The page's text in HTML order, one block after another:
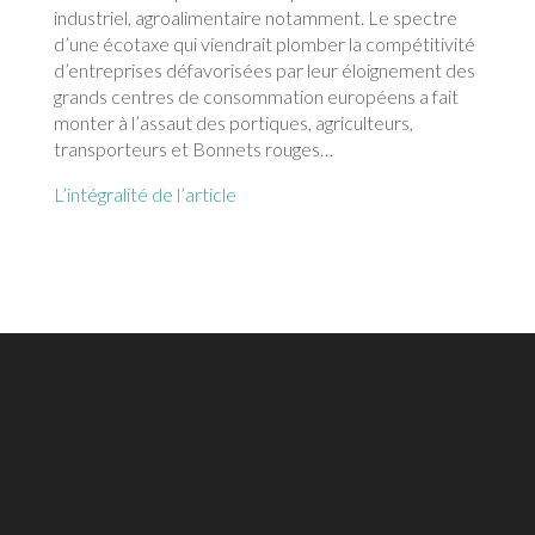
industriel, agroalimentaire notamment. Le spectre
d’une écotaxe qui viendrait plomber la compétitivité
d’entreprises défavorisées par leur éloignement des
grands centres de consommation européens a fait
monter à l’assaut des portiques, agriculteurs,
transporteurs et Bonnets rouges…
L’intégralité de l’article